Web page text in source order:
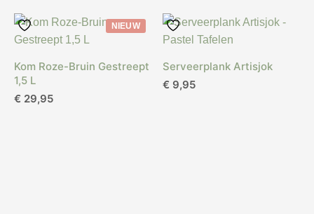
NIEUW
Kom Roze-Bruin Gestreept
1,5 L
€ 29,95
Serveerplank Artisjok
€ 9,95